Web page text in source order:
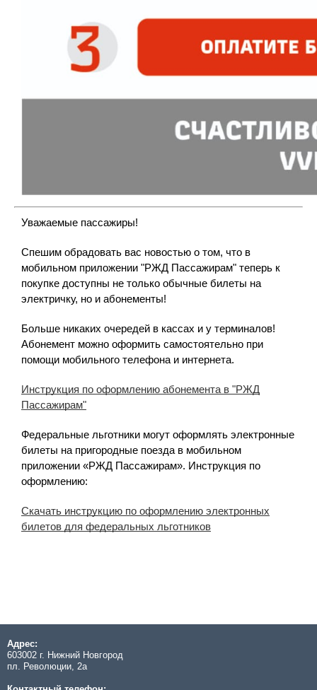
Уважаемые пассажиры!
Спешим обрадовать вас новостью о том, что в
мобильном приложении "РЖД Пассажирам" теперь к
покупке доступны не только обычные билеты на
электричку, но и абонементы!
Больше никаких очередей в кассах и у терминалов!
Абонемент можно оформить самостоятельно при
помощи мобильного телефона и интернета.
Инструкция по оформлению абонемента в "РЖД
Пассажирам"
Федеральные льготники могут оформлять электронные
билеты на пригородные поезда в мобильном
приложении «РЖД Пассажирам». Инструкция по
оформлению:
Скачать инструкцию по оформлению электронных
билетов для федеральных льготников
Адрес:
603002 г. Нижний Новгород
пл. Революции, 2а